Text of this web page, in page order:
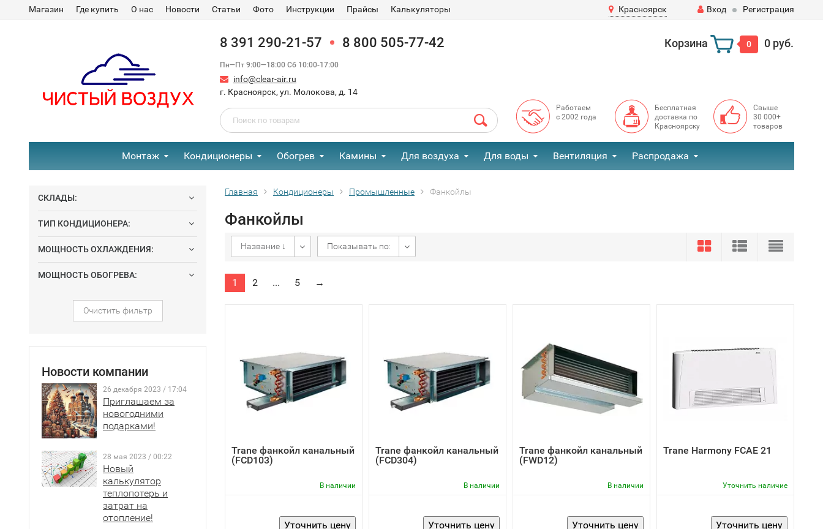
Магазин Где купить О нас Новости Статьи Фото Инструкции Прайсы Калькуляторы Красноярск Вход Регистрация
8 391 290-21-57 8 800 505-77-42
Пн—Пт 9:00—18:00 Сб 10:00-17:00
info@clear-air.ru
г. Красноярск, ул. Молокова, д. 14
Корзина 0 0 руб.
Работаем
с 2002 года
Бесплатная
доставка по
Красноярску
Свыше
30 000+
товаров
Монтаж Кондиционеры Обогрев Камины Для воздуха Для воды Вентиляция Распродажа
СКЛАДЫ:
ТИП КОНДИЦИОНЕРА:
МОЩНОСТЬ ОХЛАЖДЕНИЯ:
МОЩНОСТЬ ОБОГРЕВА:
Очистить фильтр
Новости компании
26 декабря 2023 / 17:04
Приглашаем за
новогодними
подарками!
28 мая 2023 / 00:22
Новый
калькулятор
теплопотерь и
затрат на
отопление!
Главная Кондиционеры Промышленные Фанкойлы
Фанкойлы
Название ↓ Показывать по:
1 2 ... 5 →
Trane фанкойл канальный
(FCD103)
В наличии
Trane фанкойл канальный
(FCD304)
В наличии
Trane фанкойл канальный
(FWD12)
В наличии
Trane Harmony FCAE 21
Уточнить наличие